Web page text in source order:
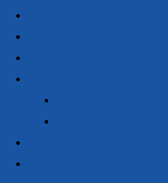
Engin Eroglu MdEP neues
der EBD